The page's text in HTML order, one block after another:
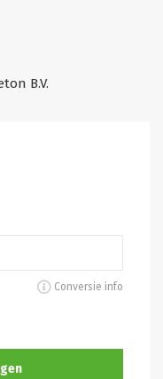
B.V.
Conversie info